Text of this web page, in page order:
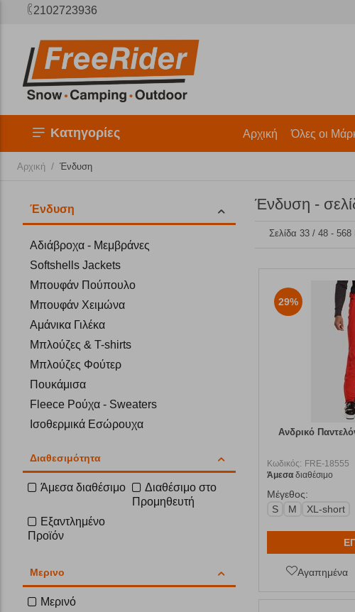
2102723936
Κατηγορίες Αρχική Όλες οι
Αρχική / Ένδυση
Ένδυση
Αδιάβροχα - Μεμβράνες
Softshells Jackets
Μπουφάν Πούπουλο
Μπουφάν Χειμώνα
Αμάνικα Γιλέκα
Μπλούζες & T-shirts
Μπλούζες Φούτερ
Πουκάμισα
Fleece Ρούχα - Sweaters
Ισοθερμικά Εσώρουχα
Βερμούδες
Παντελόνια Ski
Καπέλα
Φροντίδα Ενδυμάτων
Διαθεσιμότητα
Άμεσα διαθέσιμο
Διαθέσιμο στο
Προμηθευτή
Εξαντλημένο
Προϊόν
Μερινο
Μερινό
Ένδυση -
Σελίδα 33 / 48 - 568
29%
Ανδρικό
Κωδικός: FRE-18555
Άμεσαδιαθέσιμο
Μέγεθος:
S
M XL-short
Αγαπημένα